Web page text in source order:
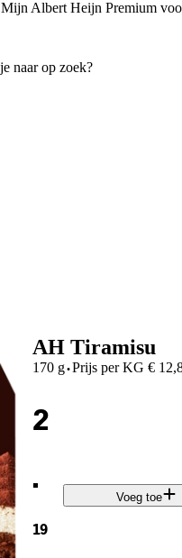
Mijn Albert Heijn Premium
AH Tiramisu
170 g·Prijs per KG €
2
.
19
Voeg toe